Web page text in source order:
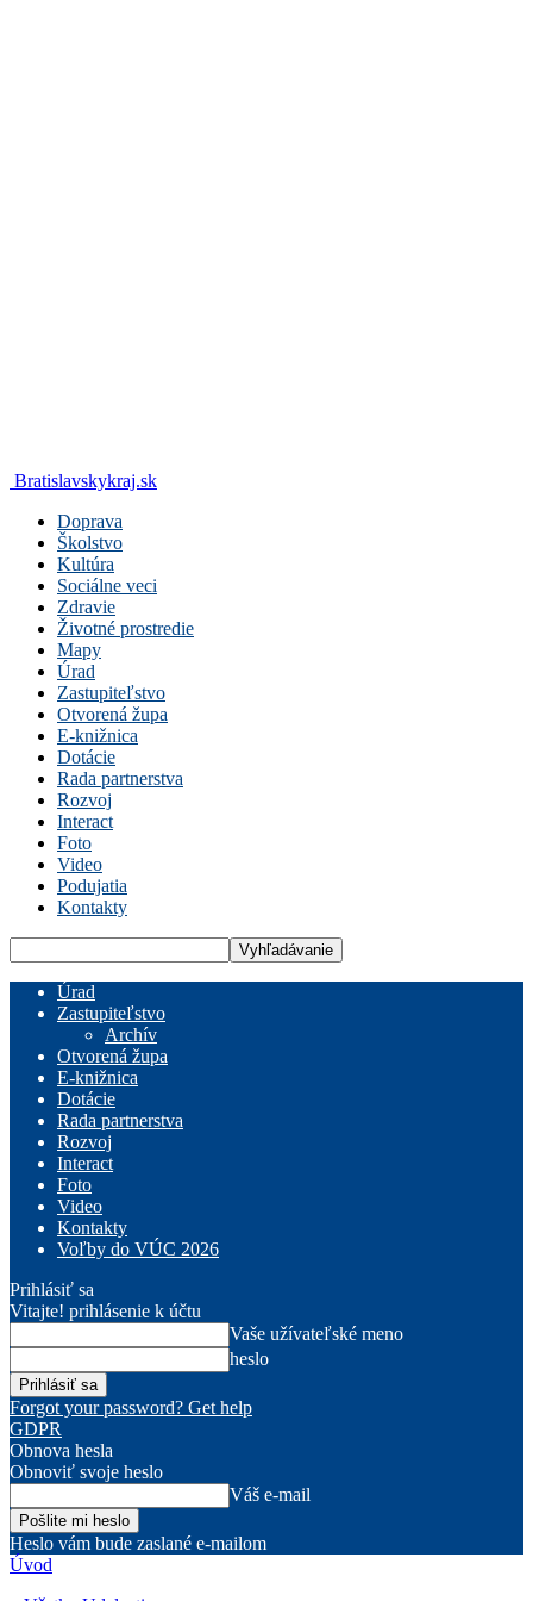
Bratislavskykraj.sk
Doprava
Školstvo
Kultúra
Sociálne veci
Zdravie
Životné prostredie
Mapy
Úrad
Zastupiteľstvo
Otvorená župa
E-knižnica
Dotácie
Rada partnerstva
Rozvoj
Interact
Foto
Video
Podujatia
Kontakty
Úrad
Zastupiteľstvo
Archív
Otvorená župa
E-knižnica
Dotácie
Rada partnerstva
Rozvoj
Interact
Foto
Video
Kontakty
Voľby do VÚC 2026
Prihlásiť sa
Vitajte! prihlásenie k účtu
Vaše užívateľské meno
heslo
Forgot your password? Get help
GDPR
Obnova hesla
Obnoviť svoje heslo
Váš e-mail
Heslo vám bude zaslané e-mailom
Úvod